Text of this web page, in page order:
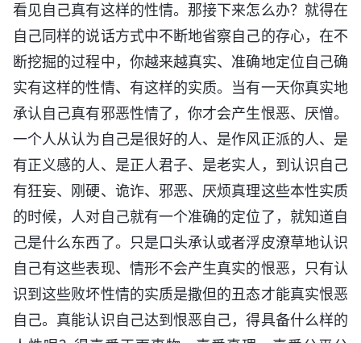
看见自己真有这样的性情。那接下来怎么办？就得在
自己同样的说话方式中不断地省察自己的存心，在不
断挖掘的过程中，你越来越真实、准确地定位自己确
实有这样的性情、有这样的实质。当有一天你真实地
承认自己真有邪恶性情了，你才会产生恨恶、厌憎。
一个人从认为自己是很好的人、是作风正派的人、是
有正义感的人、是正人君子、是老实人，到认识自己
有狂妄、刚硬、诡诈、邪恶、厌烦真理这些本性实质
的时候，人对自己就有一个准确的定位了，就知道自
己是什么东西了。只是口头承认或者浮皮潦草地认识
自己有这些表现、情形不会产生真实的恨恶，只有认
识到这些败坏性情的实质是撒但的丑态才能真实恨恶
自己。真能认识自己达到恨恶自己，得具备什么样的